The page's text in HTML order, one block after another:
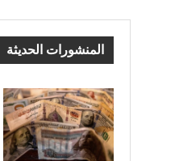
المنشورات الحديثة